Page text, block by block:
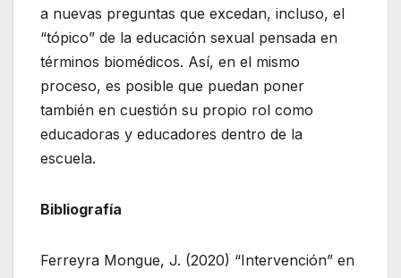
a nuevas preguntas que excedan, incluso, el
“tópico” de la educación sexual pensada en
términos biomédicos. Así, en el mismo
proceso, es posible que puedan poner
también en cuestión su propio rol como
educadoras y educadores dentro de la
escuela.
Bibliografía
Ferreyra Mongue, J. (2020) “Intervención” en